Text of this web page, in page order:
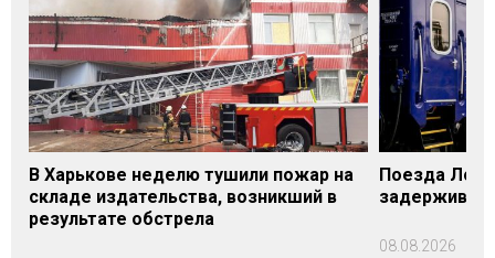
В Харькове неделю тушили пожар на
складе издательства, возникший в
результате обстрела
Поезда
08.08.2026